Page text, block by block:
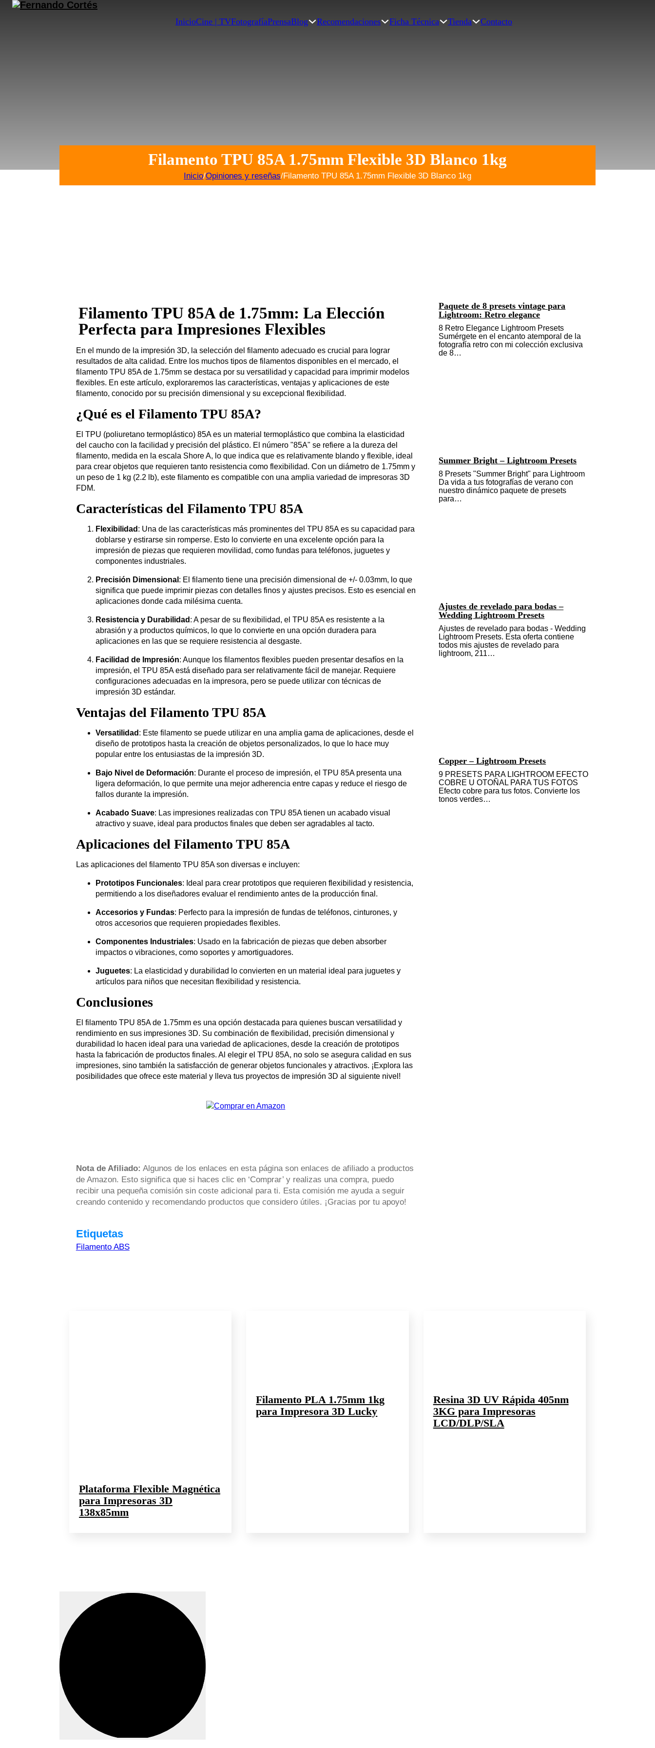
InicioCine | TVFotografíaPrensaBlog Recomendaciones Ficha Técnica Tienda Contacto
Filamento TPU 85A 1.75mm Flexible 3D Blanco 1kg
Inicio/Opiniones y reseñas/Filamento TPU 85A 1.75mm Flexible 3D Blanco 1kg
Filamento TPU 85A de 1.75mm: La Elección
Perfecta para Impresiones Flexibles
En el mundo de la impresión 3D, la selección del filamento adecuado es crucial para lograr
resultados de alta calidad. Entre los muchos tipos de filamentos disponibles en el mercado, el
filamento TPU 85A de 1.75mm se destaca por su versatilidad y capacidad para imprimir modelos
flexibles. En este artículo, exploraremos las características, ventajas y aplicaciones de este
filamento, conocido por su precisión dimensional y su excepcional flexibilidad.
¿Qué es el Filamento TPU 85A?
El TPU (poliuretano termoplástico) 85A es un material termoplástico que combina la elasticidad
del caucho con la facilidad y precisión del plástico. El número "85A" se refiere a la dureza del
filamento, medida en la escala Shore A, lo que indica que es relativamente blando y flexible, ideal
para crear objetos que requieren tanto resistencia como flexibilidad. Con un diámetro de 1.75mm y
un peso de 1 kg (2.2 lb), este filamento es compatible con una amplia variedad de impresoras 3D
FDM.
Características del Filamento TPU 85A
Flexibilidad : Una de las características más prominentes del TPU 85A es su capacidad para
doblarse y estirarse sin romperse. Esto lo convierte en una excelente opción para la
impresión de piezas que requieren movilidad, como fundas para teléfonos, juguetes y
componentes industriales.
Precisión Dimensional : El filamento tiene una precisión dimensional de +/- 0.03mm, lo que
significa que puede imprimir piezas con detalles finos y ajustes precisos. Esto es esencial en
aplicaciones donde cada milésima cuenta.
Resistencia y Durabilidad : A pesar de su flexibilidad, el TPU 85A es resistente a la
abrasión y a productos químicos, lo que lo convierte en una opción duradera para
aplicaciones en las que se requiere resistencia al desgaste.
Facilidad de Impresión: Aunque los filamentos flexibles pueden presentar desafíos en la
impresión, el TPU 85A está diseñado para ser relativamente fácil de manejar. Requiere
configuraciones adecuadas en la impresora, pero se puede utilizar con técnicas de
impresión 3D estándar.
Ventajas del Filamento TPU 85A
Versatilidad : Este filamento se puede utilizar en una amplia gama de aplicaciones, desde el
diseño de prototipos hasta la creación de objetos personalizados, lo que lo hace muy
popular entre los entusiastas de la impresión 3D.
Bajo Nivel de Deformación: Durante el proceso de impresión, el TPU 85A presenta una
ligera deformación, lo que permite una mejor adherencia entre capas y reduce el riesgo de
fallos durante la impresión.
Acabado Suave: Las impresiones realizadas con TPU 85A tienen un acabado visual
atractivo y suave, ideal para productos finales que deben ser agradables al tacto.
Aplicaciones del Filamento TPU 85A
Las aplicaciones del filamento TPU 85A son diversas e incluyen:
Prototipos Funcionales: Ideal para crear prototipos que requieren flexibilidad y resistencia,
permitiendo a los diseñadores evaluar el rendimiento antes de la producción final.
Accesorios y Fundas: Perfecto para la impresión de fundas de teléfonos, cinturones, y
otros accesorios que requieren propiedades flexibles.
Componentes Industriales: Usado en la fabricación de piezas que deben absorber
impactos o vibraciones, como soportes y amortiguadores.
Juguetes: La elasticidad y durabilidad lo convierten en un material ideal para juguetes y
artículos para niños que necesitan flexibilidad y resistencia.
Conclusiones
El filamento TPU 85A de 1.75mm es una opción destacada para quienes buscan versatilidad y
rendimiento en sus impresiones 3D. Su combinación de flexibilidad, precisión dimensional y
durabilidad lo hacen ideal para una variedad de aplicaciones, desde la creación de prototipos
hasta la fabricación de productos finales. Al elegir el TPU 85A, no solo se asegura calidad en sus
impresiones, sino también la satisfacción de generar objetos funcionales y atractivos. ¡Explora las
posibilidades que ofrece este material y lleva tus proyectos de impresión 3D al siguiente nivel!
Nota de Afiliado: Algunos de los enlaces en esta página son enlaces de afiliado a productos
de Amazon. Esto significa que si haces clic en ‘Comprar’ y realizas una compra, puedo
recibir una pequeña comisión sin coste adicional para ti. Esta comisión me ayuda a seguir
creando contenido y recomendando productos que considero útiles. ¡Gracias por tu apoyo!
Etiquetas
Filamento ABS
Paquete de 8 presets vintage para
Lightroom: Retro elegance
8 Retro Elegance Lightroom Presets
Sumérgete en el encanto atemporal de la
fotografía retro con mi colección exclusiva
de 8…
Summer Bright – Lightroom Presets
8 Presets "Summer Bright" para Lightroom
Da vida a tus fotografías de verano con
nuestro dinámico paquete de presets
para…
Ajustes de revelado para bodas –
Wedding Lightroom Presets
Ajustes de revelado para bodas - Wedding
Lightroom Presets. Esta oferta contiene
todos mis ajustes de revelado para
lightroom, 211…
Copper – Lightroom Presets
9 PRESETS PARA LIGHTROOM EFECTO
COBRE U OTOÑAL PARA TUS FOTOS
Efecto cobre para tus fotos. Convierte los
tonos verdes…
Plataforma Flexible Magnética
para Impresoras 3D
138x85mm
Filamento PLA 1.75mm 1kg
para Impresora 3D Lucky
Resina 3D UV Rápida 405nm
3KG para Impresoras
LCD/DLP/SLA